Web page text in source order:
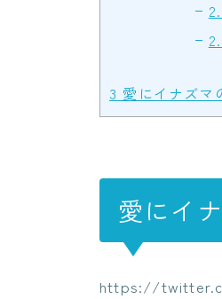
3 愛にイナズマ
愛にイ
https://